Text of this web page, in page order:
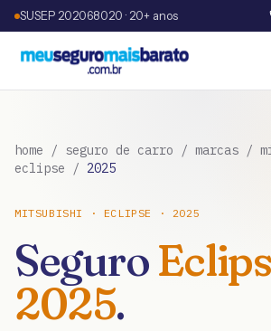
SUSEP 202068020 · 20+ anos
home / seguro de carro / marcas /
eclipse / 2025
MITSUBISHI · ECLIPSE · 2025
Seguro
2025.